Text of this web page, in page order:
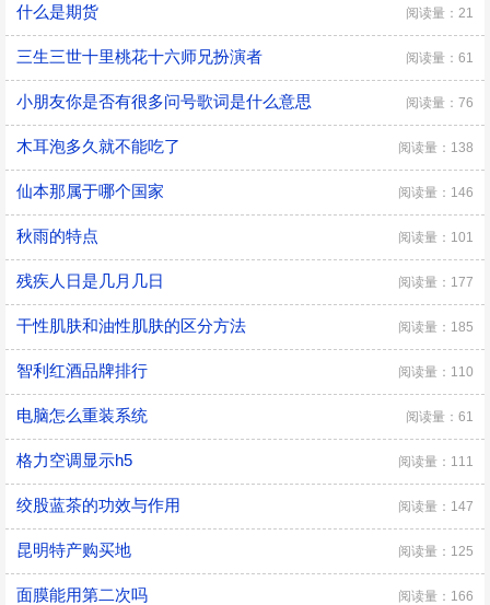
什么是期货 阅读量：21
三生三世十里桃花十六师兄扮演者 阅读量：61
小朋友你是否有很多问号歌词是什么意思 阅读量：76
木耳泡多久就不能吃了 阅读量：138
仙本那属于哪个国家 阅读量：146
秋雨的特点 阅读量：101
残疾人日是几月几日 阅读量：177
干性肌肤和油性肌肤的区分方法 阅读量：185
智利红酒品牌排行 阅读量：110
电脑怎么重装系统 阅读量：61
格力空调显示h5 阅读量：111
绞股蓝茶的功效与作用 阅读量：147
昆明特产购买地 阅读量：125
面膜能用第二次吗 阅读量：166